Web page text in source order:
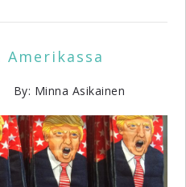
Amerikassa
By: Minna Asikainen